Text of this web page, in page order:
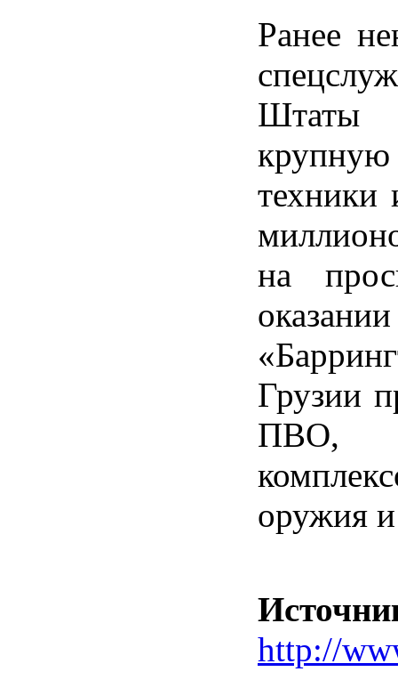
Ранее
Штаты
техники
на
Грузии
ПВО,
оружия
http://